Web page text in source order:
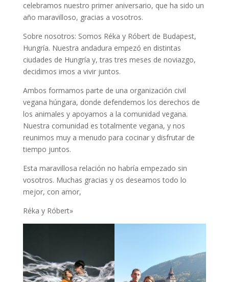
celebramos nuestro primer aniversario, que ha sido un
año maravilloso, gracias a vosotros.
Sobre nosotros: Somos Réka y Róbert de Budapest,
Hungría. Nuestra andadura empezó en distintas
ciudades de Hungría y, tras tres meses de noviazgo,
decidimos irnos a vivir juntos.
Ambos formamos parte de una organización civil
vegana húngara, donde defendemos los derechos de
los animales y apoyamos a la comunidad vegana.
Nuestra comunidad es totalmente vegana, y nos
reunimos muy a menudo para cocinar y disfrutar de
tiempo juntos.
Esta maravillosa relación no habría empezado sin
vosotros. Muchas gracias y os deseamos todo lo
mejor, con amor,
Réka y Róbert»